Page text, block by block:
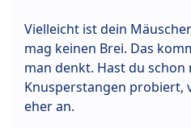
Vielleicht ist dein
mag keinen Brei. Das
man denkt. Hast du
Knusperstangen probiert,
eher an.